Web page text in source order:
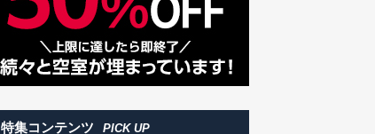
特集コンテンツ PICK UP